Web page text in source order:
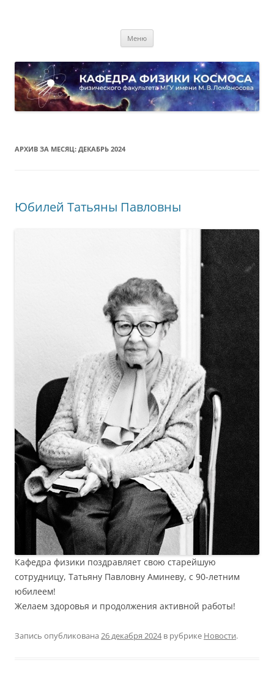
Меню
АРХИВ ЗА МЕСЯЦ: ДЕКАБРЬ 2024
Юбилей Татьяны Павловны
Кафедра физики поздравляет свою старейшую
сотрудницу, Татьяну Павловну Аминеву, с 90-летним
юбилеем!
Желаем здоровья и продолжения активной работы!
Запись опубликована 26 декабря 2024в рубрике Новости.